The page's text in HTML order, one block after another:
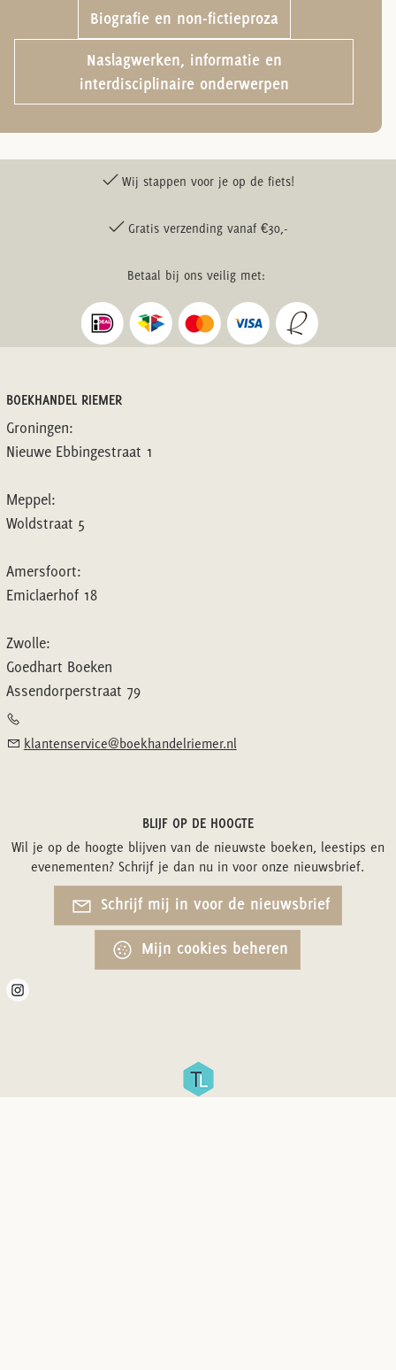
Biografie en non-fictieproza
Naslagwerken, informatie en
interdisciplinaire onderwerpen
Wij stappen voor je op de fiets!
Gratis verzending vanaf €30,-
Betaal bij ons veilig met:
BOEKHANDEL RIEMER
Groningen:
Nieuwe Ebbingestraat 1
Meppel:
Woldstraat 5
Amersfoort:
Emiclaerhof 18
Zwolle:
Goedhart Boeken
Assendorperstraat 79
klantenservice@boekhandelriemer.nl
BLIJF OP DE HOOGTE
Wil je op de hoogte blijven van de nieuwste boeken, leestips en
evenementen? Schrijf je dan nu in voor onze nieuwsbrief.
Schrijf mij in voor de nieuwsbrief
Mijn cookies beheren